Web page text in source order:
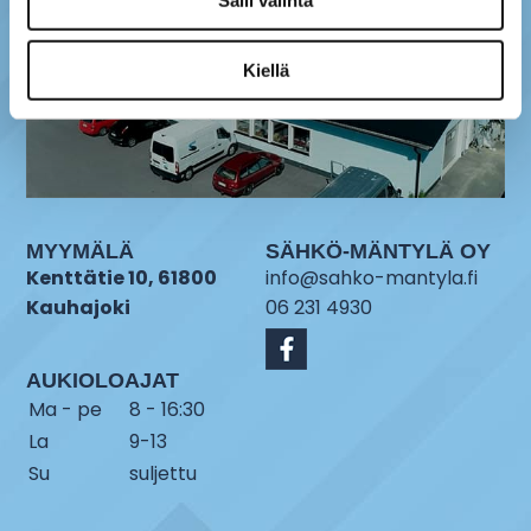
Kiellä
MYYMÄLÄ
Kenttätie 10, 61800
Kauhajoki
AUKIOLOAJAT
Ma - pe
8 - 16:30
La
9-13
Su
suljettu
SÄHKÖ-MÄNTYLÄ OY
info@sahko-mantyla.fi
06 231 4930